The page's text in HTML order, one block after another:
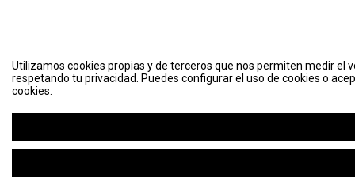
Utilizamos cookies propias y de terceros que nos permiten medir el
respetando tu privacidad. Puedes configurar el uso de cookies o
cookies.